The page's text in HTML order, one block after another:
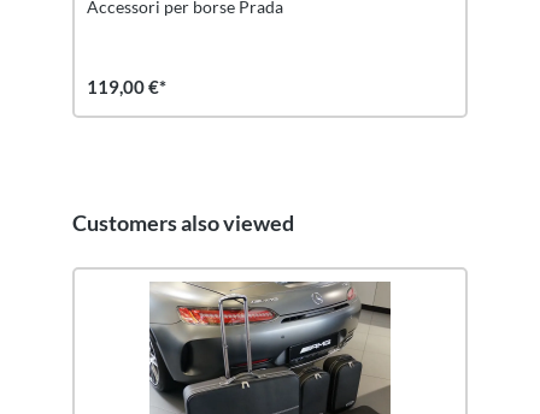
Accessori per borse Prada
119,00 €*
Salta la galleria dei prodotti
Customers also viewed